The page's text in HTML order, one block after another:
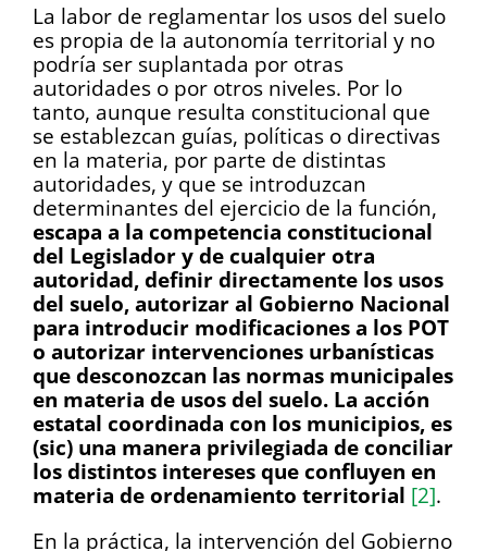
La labor de reglamentar los usos del suelo
es propia de la autonomía territorial y no
podría ser suplantada por otras
autoridades o por otros niveles. Por lo
tanto, aunque resulta constitucional que
se establezcan guías, políticas o directivas
en la materia, por parte de distintas
autoridades, y que se introduzcan
determinantes del ejercicio de la función,
escapa a la competencia constitucional
del Legislador y de cualquier otra
autoridad, definir directamente los usos
del suelo, autorizar al Gobierno Nacional
para introducir modificaciones a los POT
o autorizar intervenciones urbanísticas
que desconozcan las normas municipales
en materia de usos del suelo. La acción
estatal coordinada con los municipios, es
(sic) una manera privilegiada de conciliar
los distintos intereses que confluyen en
materia de ordenamiento territorial [2].
En la práctica, la intervención del Gobierno